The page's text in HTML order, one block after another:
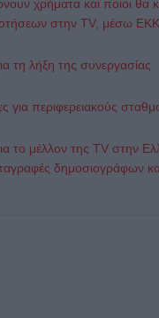
χρήματα και ποιοι θα
στην TV, μέσω
τη λήξη της συνεργασίας
για περιφερειακούς
το μέλλον της TV στην
δημοσιογράφων